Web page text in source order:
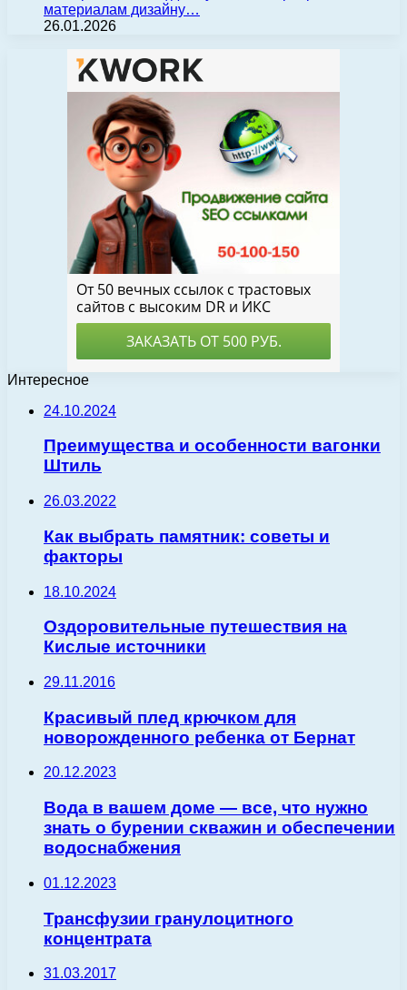
материалам дизайну…
26.01.2026
Интересное
24.10.2024
Преимущества и особенности вагонки
Штиль
26.03.2022
Как выбрать памятник: советы и
факторы
18.10.2024
Оздоровительные путешествия на
Кислые источники
29.11.2016
Красивый плед крючком для
новорожденного ребенка от Бернат
20.12.2023
Вода в вашем доме — все, что нужно
знать о бурении скважин и обеспечении
водоснабжения
01.12.2023
Трансфузии гранулоцитного
концентрата
31.03.2017